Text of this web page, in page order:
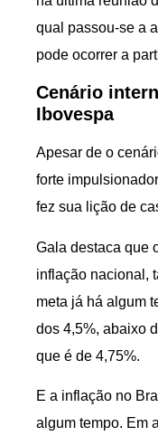
qual passou-se a
pode ocorrer a
Cenário
Ibovespa
Apesar de o
forte
fez sua lição de
Gala destaca que
inflação nacional,
meta já há algum
dos 4,5%, abaixo
que é de 4,75%.
E a inflação no
algum tempo. Em